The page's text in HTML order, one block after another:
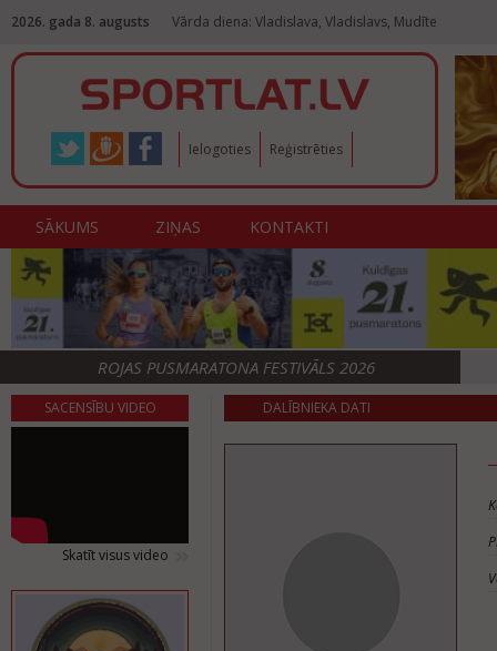
2026. gada 8. augusts Vārda diena: Vladislava, Vladislavs, Mudīte
Ielogoties Reģistrēties
SĀKUMS ZIŅAS KONTAKTI
ROJAS PUSMARATONA FESTIVĀLS 2026
SACENSĪBU VIDEO
Skatīt visus video
DALĪBNIEKA DATI